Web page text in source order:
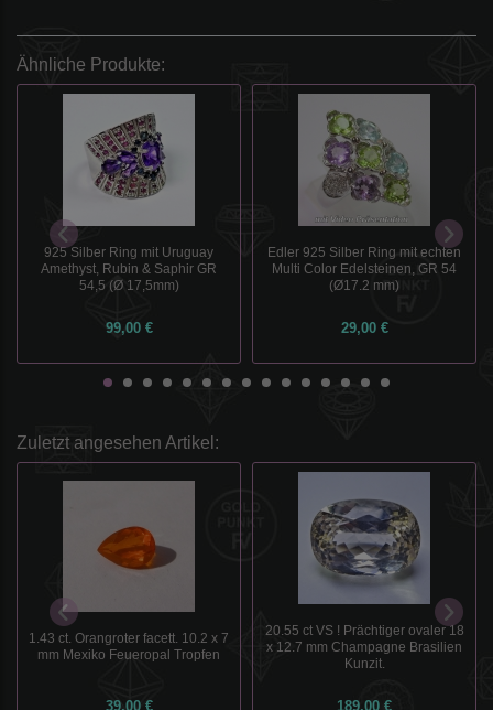
Ähnliche Produkte:
925 Silber Ring mit Uruguay
Amethyst, Rubin & Saphir GR
54,5 (Ø 17,5mm)
99,00 €
Edler 925 Silber Ring mit echten
Multi Color Edelsteinen, GR 54
(Ø17.2 mm)
29,00 €
Zuletzt angesehen Artikel:
1.43 ct. Orangroter facett. 10.2 x 7
mm Mexiko Feueropal Tropfen
39,00 €
20.55 ct VS ! Prächtiger ovaler 18
x 12.7 mm Champagne Brasilien
Kunzit.
189,00 €